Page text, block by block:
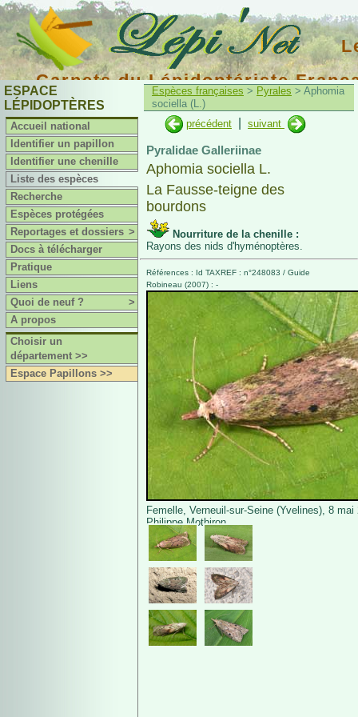
Carnets du Lépidoptériste
ESPACE
LÉPIDOPTÈRES
Accueil national
Identifier un papillon
Identifier une chenille
Liste des espèces
Recherche
Espèces protégées
Reportages et dossiers >
Docs à télécharger
Pratique
Liens
Quoi de neuf ?
>
A propos
Choisir un
département >>
Espace Papillons >>
Espèces françaises > Pyrales > Aphomia
sociella (L.)
précédent
suivant
Pyralidae Galleriinae
Aphomia sociella L.
La Fausse-teigne des
bourdons
Nourriture de la chenille :
Rayons des nids d'hyménoptères.
Références : Id TAXREF : n°248083 / Guide
Robineau (2007) : -
Femelle, Verneuil-sur-Seine (Yvelines), 8 mai
Philippe Mothiron.